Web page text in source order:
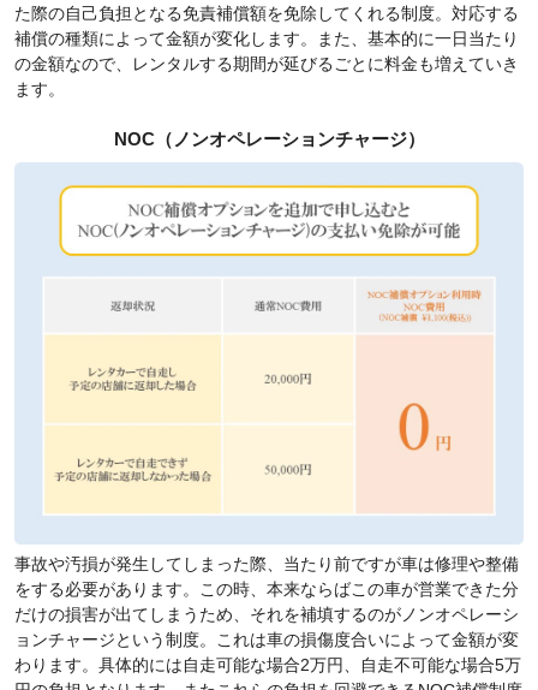
た際の自己負担となる免責補償額を免除してくれる制度。対応する
補償の種類によって金額が変化します。また、基本的に一日当たり
の金額なので、レンタルする期間が延びるごとに料金も増えていき
ます。
NOC（ノンオペレーションチャージ）
事故や汚損が発生してしまった際、当たり前ですが車は修理や整備
をする必要があります。この時、本来ならばこの車が営業できた分
だけの損害が出てしまうため、それを補填するのがノンオペレーシ
ョンチャージという制度。これは車の損傷度合いによって金額が変
わります。具体的には自走可能な場合2万円、自走不可能な場合5万